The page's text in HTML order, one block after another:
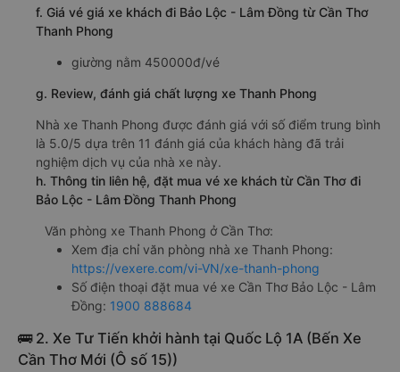
f. Giá vé giá xe khách đi Bảo Lộc - Lâm Đồng từ Cần Thơ
Thanh Phong
giường nằm 450000đ/vé
g. Review, đánh giá chất lượng xe Thanh Phong
Nhà xe Thanh Phong được đánh giá với số điểm trung bình
là 5.0/5 dựa trên 11 đánh giá của khách hàng đã trải
nghiệm dịch vụ của nhà xe này.
h. Thông tin liên hệ, đặt mua vé xe khách từ Cần Thơ đi
Bảo Lộc - Lâm Đồng Thanh Phong
Văn phòng xe Thanh Phong ở Cần Thơ:
Xem địa chỉ văn phòng nhà xe Thanh Phong:
https://vexere.com/vi-VN/xe-thanh-phong
Số điện thoại đặt mua vé xe Cần Thơ Bảo Lộc - Lâm
Đồng: 1900 888684
🚌 2. Xe Tư Tiến khởi hành tại Quốc Lộ 1A (Bến Xe
Cần Thơ Mới (Ô số 15))